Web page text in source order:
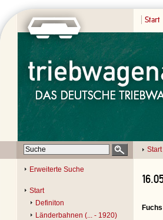
Start
Start
Erweiterte Suche
Start
Definiton
Länderbahnen (... - 1920)